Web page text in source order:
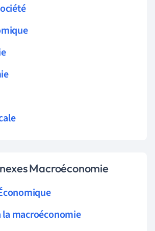
Macroéconomie
macroéconomie